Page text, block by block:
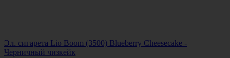
Эл. сигарета Lio Boom (3500) Blueberry Cheesecake -
Черничный чизкейк